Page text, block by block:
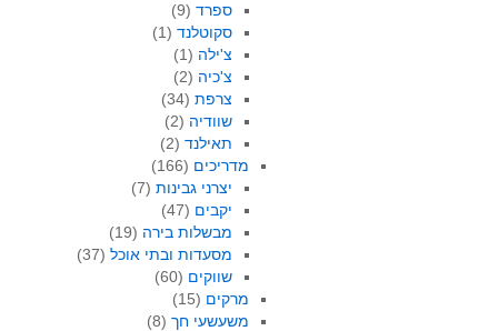
ספרד (9)
סקוטלנד (1)
צ'ילה (1)
צ'כיה (2)
צרפת (34)
שוודיה (2)
תאילנד (2)
מדריכים (166)
יצרני גבינות (7)
יקבים (47)
מבשלות בירה (19)
מסעדות ובתי אוכל (37)
שווקים (60)
מרקים (15)
משעשעי חך(8)